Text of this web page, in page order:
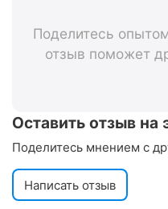
Поделитесь
отзыв поможет
Оставить отзыв на
Поделитесь мнением с
Написать отзыв